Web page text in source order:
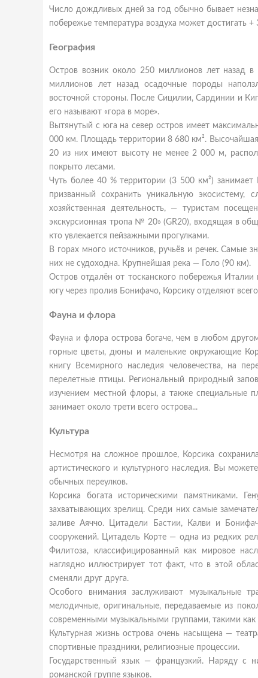
Число дождливых дней за год обычно бывает
побережье температура воздуха может достигать
География
Остров возник около 250 миллионов лет назад в
миллионов лет назад осадочные породы
восточной стороны. После Сицилии, Сардинии и
его называют «гора в море».
Вытянутый с юга на север остров имеет
000 км. Площадь территории 8 680 км².
20 из них имеют высоту не менее 2 000 м,
покрыто лесами.
Чуть более 40 % территории (3 500 км²)
призванный сохранить уникальную экосистему,
хозяйственная деятельность, — туристам
экскурсионная тропа № 20» (GR20), входящая в
кто увлекается пейзажными прогулками.
В горах много источников, ручьёв и речек. Самые
них не судоходна. Крупнейшая река — Голо (90 км).
Остров отдалён от тосканского побережья
югу через пролив Бонифачо, Корсику отделяют
Фауна и флора
Фауна и флора острова богаче, чем в любом
горные цветы, дюны и маленькие окружающие
книгу Всемирного наследия человечества, на
перелетные птицы. Региональный природный
изучением местной флоры, а также специальные
занимает около трети всего острова...
Культура
Несмотря на сложное прошлое, Корсика
артистического и культурного наследия. Вы
обычных переулков.
Корсика богата историческими памятниками.
захватывающих зрелищ. Среди них самые
заливе Аяччо. Цитадели Бастии, Калви и
сооружений. Цитадель Корте — одна из редких
Филитоза, классифицированный как мировое
наглядно иллюстрирует тот факт, что в этой
сменяли друг друга.
Особого внимания заслуживают музыкальные
мелодичные, оригинальные, передаваемые из
современными музыкальными группами, такими
Культурная жизнь острова очень насыщена —
спортивные праздники, религиозные процессии.
Государственный язык — французкий. Наряду с
романской группе языков.